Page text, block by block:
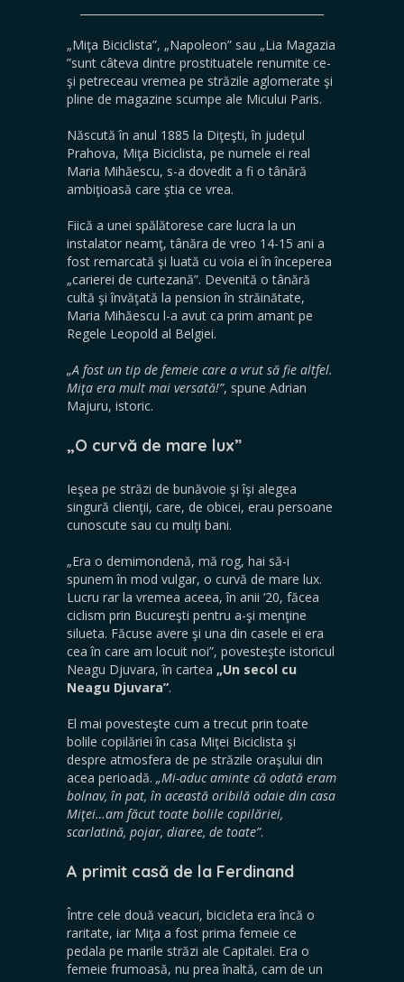
„Miţa Biciclista”, „Napoleon” sau „Lia Magazia
”sunt câteva dintre prostituatele renumite ce-
şi petreceau vremea pe străzile aglomerate şi
pline de magazine scumpe ale Micului Paris.
Născută în anul 1885 la Diţeşti, în judeţul
Prahova, Miţa Biciclista, pe numele ei real
Maria Mihăescu, s-a dovedit a fi o tânără
ambiţioasă care ştia ce vrea.
Fiică a unei spălătorese care lucra la un
instalator neamţ, tânăra de vreo 14-15 ani a
fost remarcată şi luată cu voia ei în începerea
„carierei de curtezană”. Devenită o tânără
cultă şi învăţată la pension în străinătate,
Maria Mihăescu l-a avut ca prim amant pe
Regele Leopold al Belgiei.
„A fost un tip de femeie care a vrut să fie altfel.
Miţa era mult mai versată!”, spune Adrian
Majuru, istoric.
„O curvă de mare lux”
Ieşea pe străzi de bunăvoie şi îşi alegea
singură clienţii, care, de obicei, erau persoane
cunoscute sau cu mulţi bani.
„Era o demimondenă, mă rog, hai să-i
spunem în mod vulgar, o curvă de mare lux.
Lucru rar la vremea aceea, în anii ‘20, făcea
ciclism prin Bucureşti pentru a-şi menţine
silueta. Făcuse avere şi una din casele ei era
cea în care am locuit noi”, povesteşte istoricul
Neagu Djuvara, în cartea „Un secol cu
Neagu Djuvara”.
El mai povesteşte cum a trecut prin toate
bolile copilăriei în casa Miţei Biciclista şi
despre atmosfera de pe străzile oraşului din
acea perioadă. „Mi-aduc aminte că odată eram
bolnav, în pat, în această oribilă odaie din casa
Miţei…am făcut toate bolile copilăriei,
scarlatină, pojar, diaree, de toate”.
A primit casă de la Ferdinand
Între cele două veacuri, bicicleta era încă o
raritate, iar Miţa a fost prima femeie ce
pedala pe marile străzi ale Capitalei. Era o
femeie frumoasă, nu prea înaltă, cam de un